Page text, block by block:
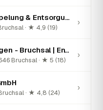
EntrümpelX Entrümpelung & Entsorgung
· ★ 4,9 (19)
›
FLEX Dienstleistungen - Bruchsal | Entrümpelung, Umzug, Objektservice & Bauleistungen
Bruchsal · ★ 5 (18)
›
· ★ 4,8 (24)
›